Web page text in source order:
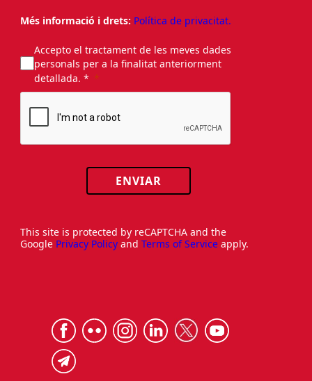
Més informació i drets: Política de privacitat.
Accepto el tractament de les meves dades
personals per a la finalitat anteriorment
detallada. *
ENVIAR
This site is protected by reCAPTCHA and the
Google Privacy Policy and Terms of Service apply.